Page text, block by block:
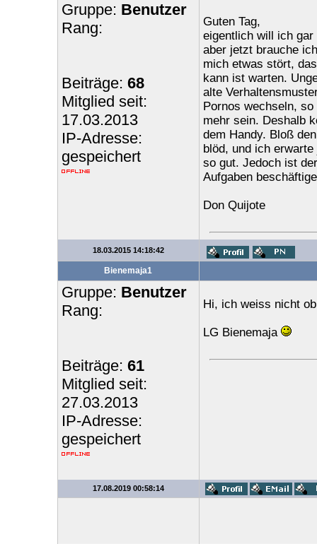
Gruppe: Benutzer
Rang:
Beiträge: 68
Mitglied seit:
17.03.2013
IP-Adresse:
gespeichert
Guten Tag,
eigentlich will ich
aber jetzt brauche
mich etwas stört,
kann ist warten.
alte
Pornos wechseln,
mehr sein. Deshalb
dem Handy. Bloß
blöd, und ich
so gut. Jedoch ist
Aufgaben
Don Quijote
18.03.2015 14:18:42
Bienemaja1
Gruppe: Benutzer
Rang:
Beiträge: 61
Mitglied seit:
27.03.2013
IP-Adresse:
gespeichert
Hi, ich weiss nicht
LG Bienemaja
17.08.2019 00:58:14